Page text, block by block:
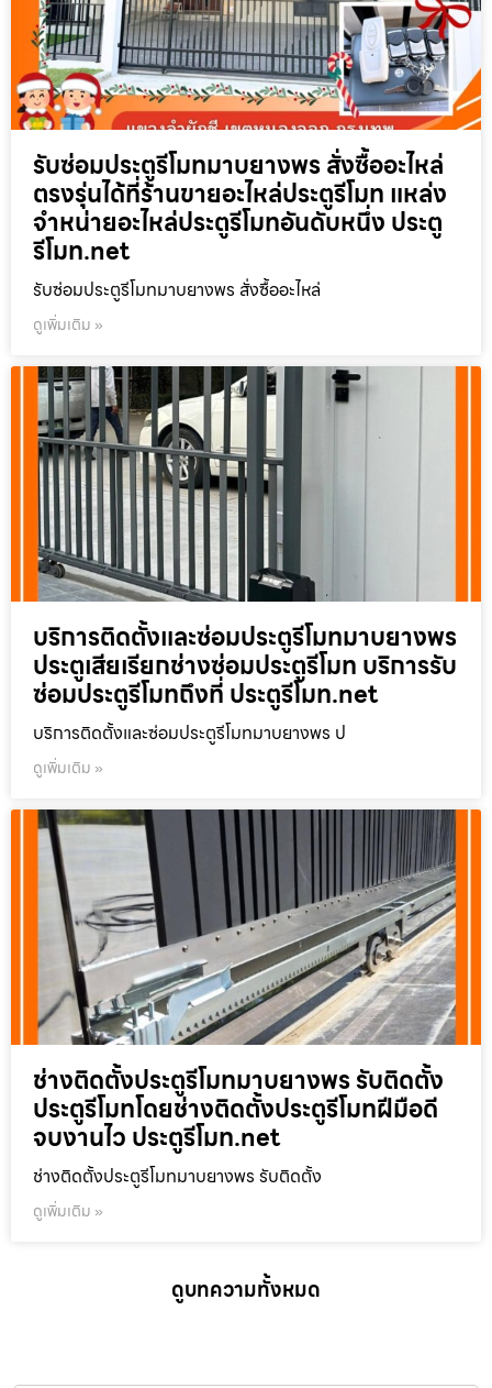
รับซ่อมประตูรีโมทมาบยางพร สั่งซื้ออะไหล่
ตรงรุ่นได้ที่ร้านขายอะไหล่ประตูรีโมท แหล่ง
จำหน่ายอะไหล่ประตูรีโมทอันดับหนึ่ง ประตู
รีโมท.net
รับซ่อมประตูรีโมทมาบยางพร สั่งซื้ออะไหล่
ดูเพิ่มเติม »
บริการติดตั้งและซ่อมประตูรีโมทมาบยางพร
ประตูเสียเรียกช่างซ่อมประตูรีโมท บริการรับ
ซ่อมประตูรีโมทถึงที่ ประตูรีโมท.net
บริการติดตั้งและซ่อมประตูรีโมทมาบยางพร ป
ดูเพิ่มเติม »
ช่างติดตั้งประตูรีโมทมาบยางพร รับติดตั้ง
ประตูรีโมทโดยช่างติดตั้งประตูรีโมทฝีมือดี
จบงานไว ประตูรีโมท.net
ช่างติดตั้งประตูรีโมทมาบยางพร รับติดตั้ง
ดูเพิ่มเติม »
ดูบทความทั้งหมด